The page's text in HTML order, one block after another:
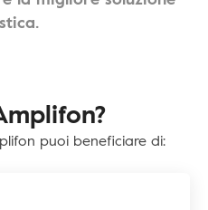
puoi beneficiare di: